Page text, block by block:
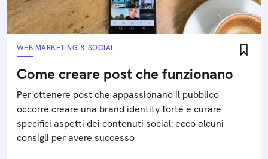
WEB MARKETING & SOCIAL
Come creare post che funzionano
Per ottenere post che appassionano il pubblico
occorre creare una brand identity forte e curare
specifici aspetti dei contenuti social: ecco alcuni
consigli per avere successo